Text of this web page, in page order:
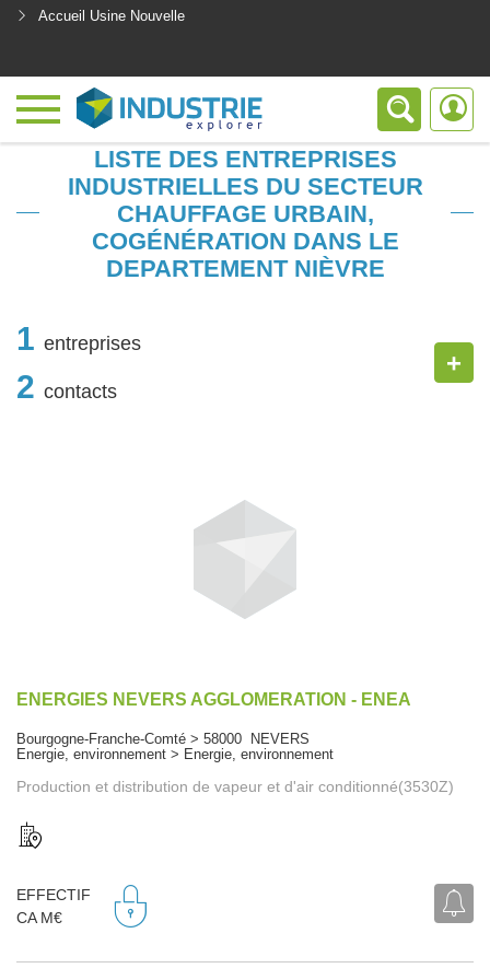
Accueil Usine Nouvelle
LISTE DES ENTREPRISES
INDUSTRIELLES DU SECTEUR
CHAUFFAGE URBAIN,
COGÉNÉRATION DANS LE
DEPARTEMENT NIÈVRE
1 entreprises
2 contacts
+
ENERGIES NEVERS AGGLOMERATION - ENEA
Bourgogne-Franche-Comté > 58000 NEVERS
Energie, environnement > Energie, environnement
Production et distribution de vapeur et d'air conditionné(3530Z)
EFFECTIF
CA M€